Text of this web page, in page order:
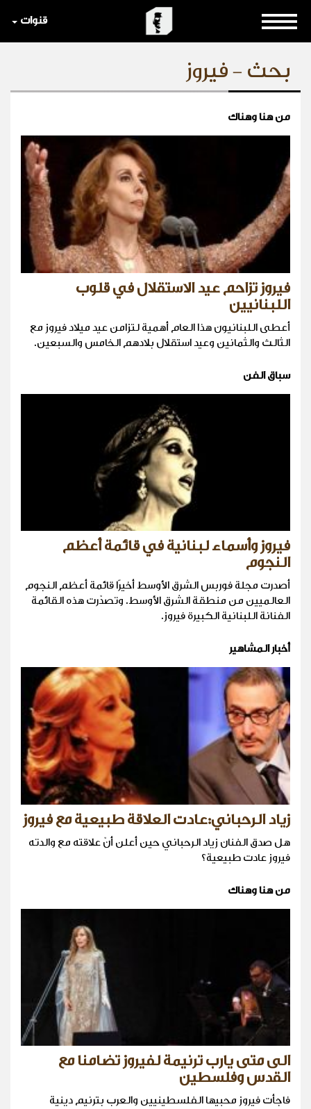
قنوات
بحث - فيروز
من هنا وهناك
فيروز تزاحم عيد الاستقلال في قلوب
اللبنانيين
أعطى اللبنانيون هذا العام أهمية لتزامن عيد ميلاد فيروز مع
الثالث والثمانين وعيد استقلال بلادهم الخامس والسبعين.
سباق الفن
فيروز وأسماء لبنانية في قائمة أعظم
النجوم
أصدرت مجلة فوربس الشرق الأوسط أخيرًا قائمة أعظم النجوم
العالميين من منطقة الشرق الأوسط. وتصدّرت هذه القائمة
الفنانة اللبنانية الكبيرة فيروز.
أخبار المشاهير
زياد الرحباني:عادت العلاقة طبيعية مع فيروز
هل صدق الفنان زياد الرحباني حين أعلن أنّ علاقته مع والدته
فيروز عادت طبيعية؟
من هنا وهناك
الى متى يارب ترنيمة لفيروز تضامنا مع
القدس وفلسطين
فاجأت فيروز محبيها الفلسطينيين والعرب بترنيم دينية